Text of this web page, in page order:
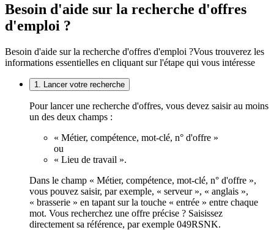
Besoin d'aide sur la recherche d'offres
d'emploi ?
Besoin d'aide sur la recherche d'offres d'emploi ?Vous trouverez les
informations essentielles en cliquant sur l'étape qui vous intéresse
1. Lancer votre recherche
Pour lancer une recherche d'offres, vous devez saisir au moins
un des deux champs :
« Métier, compétence, mot-clé, n° d'offre »
ou
« Lieu de travail ».
Dans le champ « Métier, compétence, mot-clé, n° d'offre »,
vous pouvez saisir, par exemple, « serveur », « anglais »,
« brasserie » en tapant sur la touche « entrée » entre chaque
mot. Vous recherchez une offre précise ? Saisissez
directement sa référence, par exemple 049RSNK.